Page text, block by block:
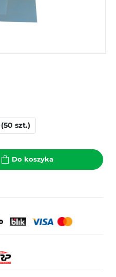
szt.)
Do koszyka